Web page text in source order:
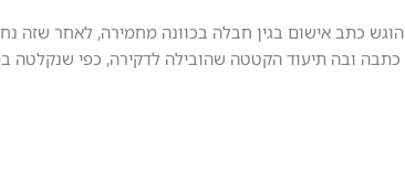
הוגש כתב אישום בגין חבלה בכוונה מחמירה, לאחר שזה
כתבה ובה תיעוד הקטטה שהובילה לדקירה, כפי